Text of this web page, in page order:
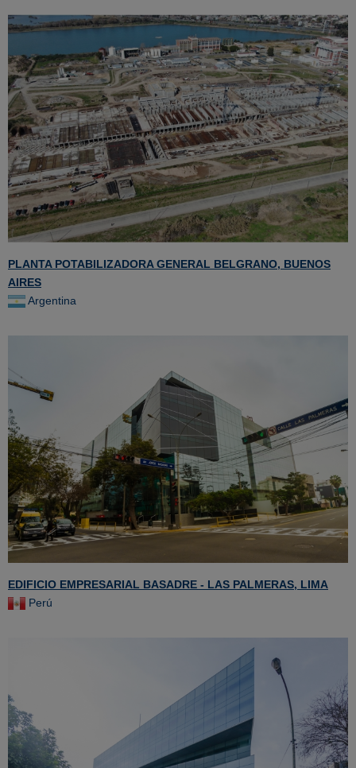
PLANTA POTABILIZADORA GENERAL BELGRANO, BUENOS
AIRES
Argentina
EDIFICIO EMPRESARIAL BASADRE - LAS PALMERAS, LIMA
Perú